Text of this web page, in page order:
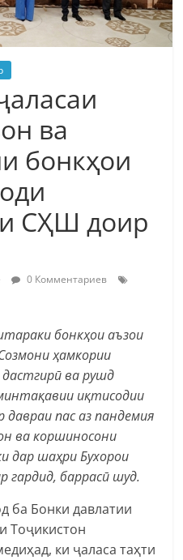
ва
бонкҳои
СҲШ доир
0 Комментариев
бонкҳои аъзои
ҳамкории
ва рушд
иқтисодии
пас аз пандемия
ва коршиносони
дар шаҳри Бухорои
гардид, баррасӣ шуд.
ба Бонки давлатии
Тоҷикистон
ки ҷаласа таҳти